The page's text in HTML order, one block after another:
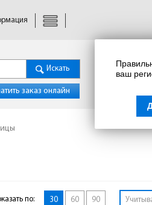
ваш
Искать
заказ онлайн
по: 30 60 90